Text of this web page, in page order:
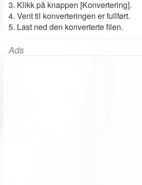
3. Klikk på knappen [Konvertering].
4. Vent til konverteringen er fullført.
5. Last ned den konverterte filen.
Ads